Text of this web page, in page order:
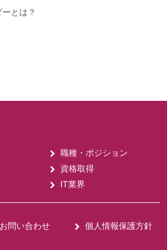
ーとは？
職種・ポジション
資格取得
IT業界
お問い合わせ 個人情報保護方針